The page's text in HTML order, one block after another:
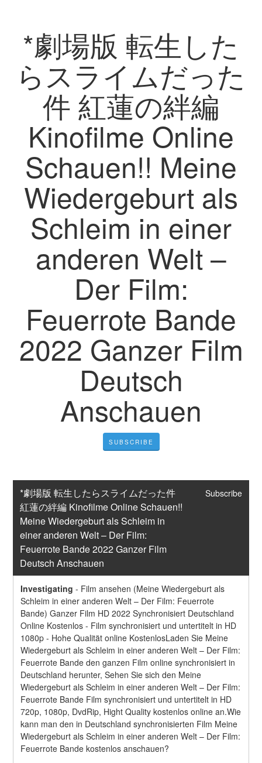
*劇場版 転生した
らスライムだった
件 紅蓮の絆編
Kinofilme Online
Schauen!! Meine
Wiedergeburt als
Schleim in einer
anderen Welt –
Der Film:
Feuerrote Bande
2022 Ganzer Film
Deutsch
Anschauen
SUBSCRIBE
*劇場版 転生したらスライムだった件
紅蓮の絆編 Kinofilme Online Schauen!!
Meine Wiedergeburt als Schleim in
einer anderen Welt – Der Film:
Feuerrote Bande 2022 Ganzer Film
Deutsch Anschauen
Subscribe
Investigating - Film ansehen (Meine Wiedergeburt als
Schleim in einer anderen Welt – Der Film: Feuerrote
Bande) Ganzer Film HD 2022 Synchronisiert Deutschland
Online Kostenlos - Film synchronisiert und untertitelt in HD
1080p - Hohe Qualität online KostenlosLaden Sie Meine
Wiedergeburt als Schleim in einer anderen Welt – Der Film:
Feuerrote Bande den ganzen Film online synchronisiert in
Deutschland herunter, Sehen Sie sich den Meine
Wiedergeburt als Schleim in einer anderen Welt – Der Film:
Feuerrote Bande Film synchronisiert und untertitelt in HD
720p, 1080p, DvdRip, Hight Quality kostenlos online an.Wie
kann man den in Deutschland synchronisierten Film Meine
Wiedergeburt als Schleim in einer anderen Welt – Der Film:
Feuerrote Bande kostenlos anschauen?